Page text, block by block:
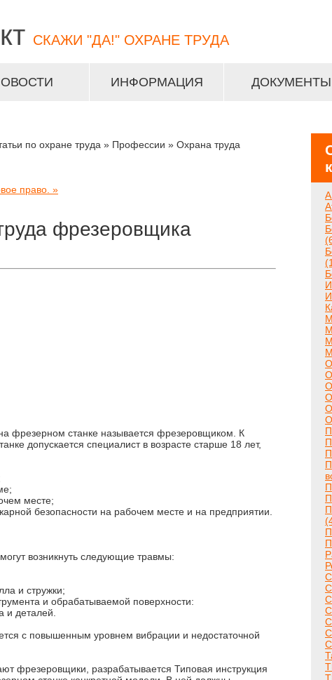
СКАЖИ "ДА!" ОХРАНЕ ТРУДА
ИНФОРМАЦИЯ ДОКУМЕНТЫ
по охране труда » Профессии » Охрана труда
право. »
фрезеровщика
фрезерном станке называется фрезеровщиком. К
допускается специалист в возрасте старше 18 лет,
месте;
безопасности на рабочем месте и на предприятии.
возникнуть следующие травмы:
и стружки;
и обрабатываемой поверхности:
и деталей.
с повышенным уровнем вибрации и недостаточной
фрезеровщики, разрабатывается Типовая инструкция
А